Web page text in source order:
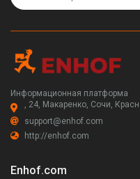
Информационная платформа
, 24, Макаренко, Сочи,
support@enhof.com
http://enhof.com
Enhof.com